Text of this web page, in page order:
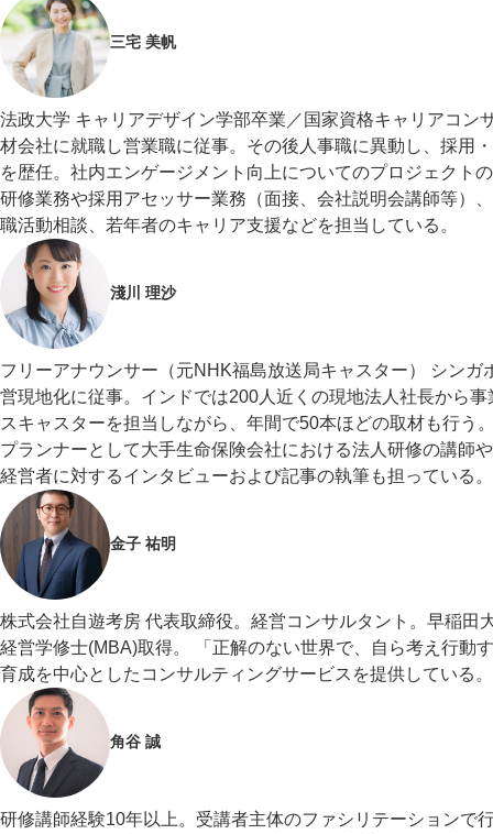
三宅 美帆
法政大学 キャリアデザイン学部卒業／国家資格キャリアコ
材会社に就職し営業職に従事。その後人事職に異動し、採用
を歴任。社内エンゲージメント向上についてのプロジェクト
研修業務や採用アセッサー業務（面接、会社説明会講師等）
職活動相談、若年者のキャリア支援などを担当している。
淺川 理沙
フリーアナウンサー（元NHK福島放送局キャスター） シン
営現地化に従事。インドでは200人近くの現地法人社長から
スキャスターを担当しながら、年間で50本ほどの取材も行う
プランナーとして大手生命保険会社における法人研修の講師
経営者に対するインタビューおよび記事の執筆も担っている。
金子 祐明
株式会社自遊考房 代表取締役。経営コンサルタント。早稲
経営学修士(MBA)取得。 「正解のない世界で、自ら考え行動
育成を中心としたコンサルティングサービスを提供している。
角谷 誠
研修講師経験10年以上。受講者主体のファシリテーションで